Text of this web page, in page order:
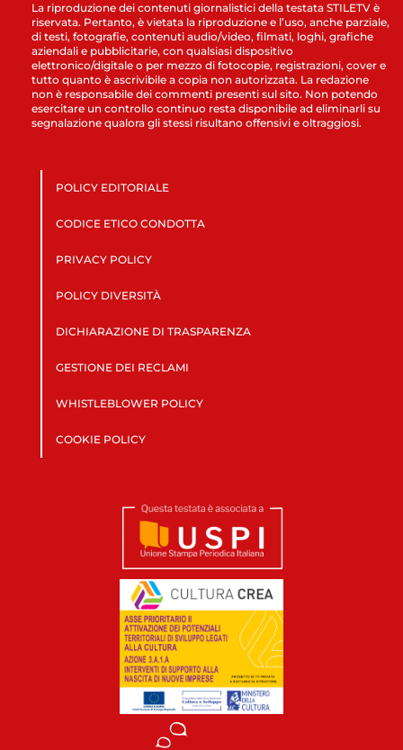
La riproduzione dei contenuti giornalistici della testata STILETV è
riservata. Pertanto, è vietata la riproduzione e l’uso, anche parziale,
di testi, fotografie, contenuti audio/video, filmati, loghi, grafiche
aziendali e pubblicitarie, con qualsiasi dispositivo
elettronico/digitale o per mezzo di fotocopie, registrazioni, cover e
tutto quanto è ascrivibile a copia non autorizzata. La redazione
non è responsabile dei commenti presenti sul sito. Non potendo
esercitare un controllo continuo resta disponibile ad eliminarli su
segnalazione qualora gli stessi risultano offensivi e oltraggiosi.
POLICY EDITORIALE
CODICE ETICO CONDOTTA
PRIVACY POLICY
POLICY DIVERSITÀ
DICHIARAZIONE DI TRASPARENZA
GESTIONE DEI RECLAMI
WHISTLEBLOWER POLICY
COOKIE POLICY